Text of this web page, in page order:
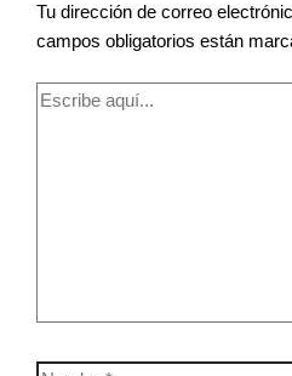
Tu dirección de correo
campos obligatorios están